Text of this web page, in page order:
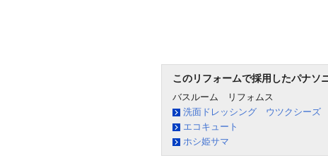
このリフォームで採用したパナソ
バスルーム リフォムス
洗面ドレッシング ウツクシーズ
エコキュート
ホシ姫サマ